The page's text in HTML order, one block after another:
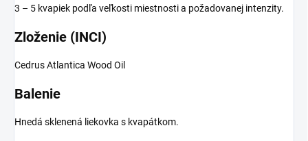
3 – 5 kvapiek podľa veľkosti miestnosti a požadovanej intenzity.
Zloženie (INCI)
Cedrus Atlantica Wood Oil
Balenie
Hnedá sklenená liekovka s kvapátkom.